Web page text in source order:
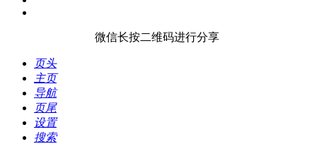
微信长按二维码进行分享
页头
主页
导航
页尾
设置
搜索